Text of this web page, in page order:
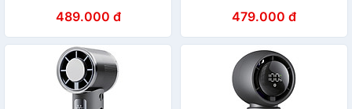
489.000 đ 479.000 đ